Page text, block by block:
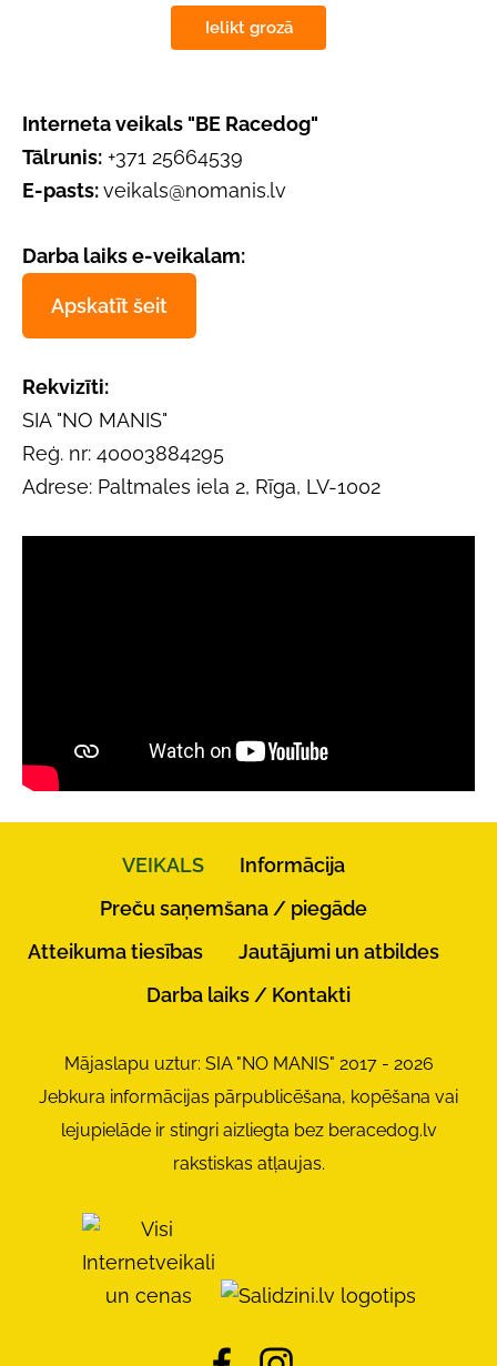
Interneta veikals "BE Racedog"
Tālrunis: +371 25664539
E-pasts:veikals@nomanis.lv
Darba laiks e-veikalam:
Apskatīt šeit
Rekvizīti:
SIA "NO MANIS"
Reģ. nr: 40003884295
Adrese: Paltmales iela 2, Rīga, LV-1002
Ielikt grozā
VEIKALS
Informācija
Preču saņemšana / piegāde
Atteikuma tiesības
Jautājumi un atbildes
Darba laiks / Kontakti
Mājaslapu uztur: SIA "NO MANIS" 2017 - 2026
Jebkura informācijas pārpublicēšana, kopēšana vai
lejupielāde ir stingri aizliegta bez beracedog.lv
rakstiskas atļaujas.